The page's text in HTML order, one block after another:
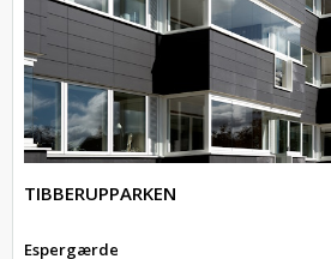
TIBBERUPPARKEN
Espergærde